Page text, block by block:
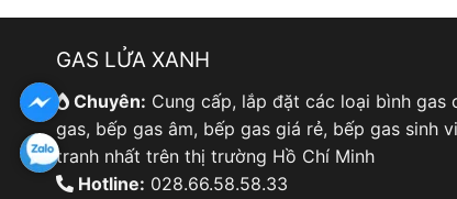
GAS LỬA XANH
Chuyên: Cung cấp, lắp đặt các loại bình gas
gas, bếp gas âm, bếp gas giá rẻ, bếp gas sinh
tranh nhất trên thị trường Hồ Chí Minh
Hotline: 028.66.58.58.33